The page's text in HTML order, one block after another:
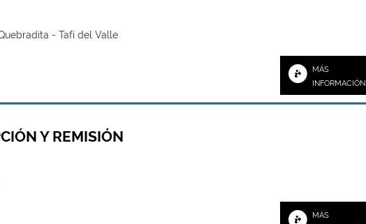
- Tafí del Valle
MÁS
INFORMACIÓN
Y REMISIÓN
MÁS